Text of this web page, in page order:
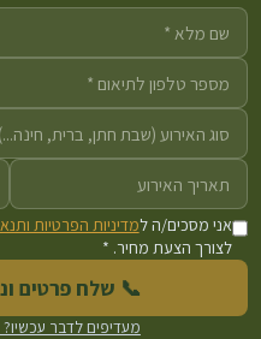
אני מסכים/ה למדיניות הפרטיות
לצורך הצעת מחיר. *
📞 שלח פרטים
מעדיפים לדבר עכשיו?